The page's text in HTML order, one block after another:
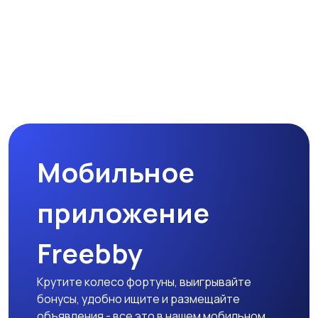
Мобильное
приложение
Freebby
Крутите колесо фортуны, выигрывайте
бонусы, удобно ищите и размещайте